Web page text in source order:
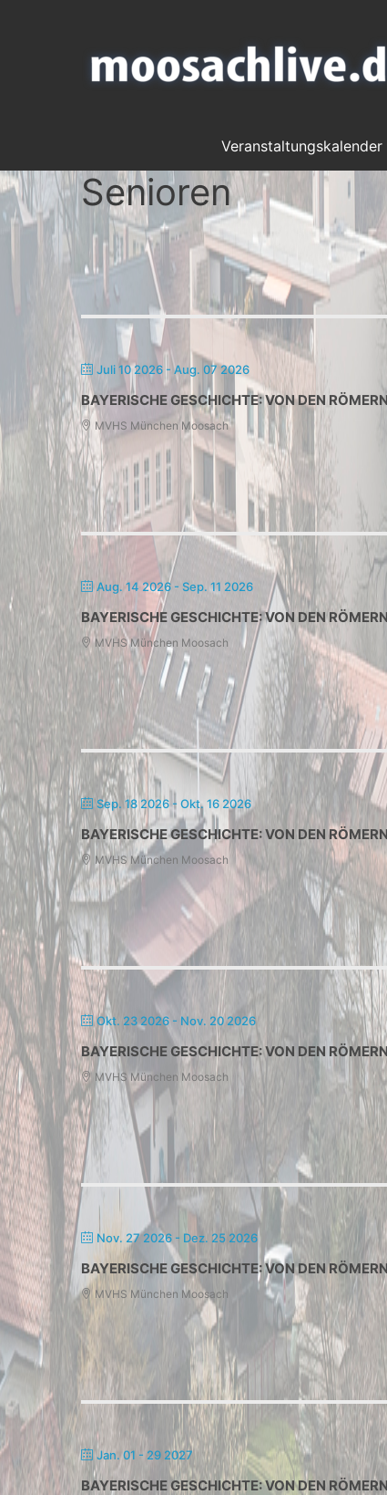
Senioren
Juli 10 2026 - Aug. 07 2026
BAYERISCHE GESCHICHTE: VON DEN
MVHS München Moosach
Aug. 14 2026 - Sep. 11 2026
BAYERISCHE GESCHICHTE: VON DEN
MVHS München Moosach
Sep. 18 2026 - Okt. 16 2026
BAYERISCHE GESCHICHTE: VON DEN
MVHS München Moosach
Okt. 23 2026 - Nov. 20 2026
BAYERISCHE GESCHICHTE: VON DEN
MVHS München Moosach
Nov. 27 2026 - Dez. 25 2026
BAYERISCHE GESCHICHTE: VON DEN
MVHS München Moosach
Jan. 01 - 29 2027
BAYERISCHE GESCHICHTE: VON DEN